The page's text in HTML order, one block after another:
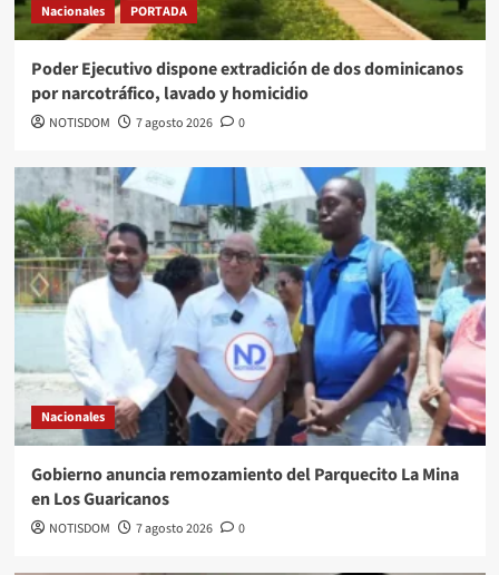
Nacionales PORTADA
Poder Ejecutivo dispone extradición de dos dominicanos
por narcotráfico, lavado y homicidio
NOTISDOM 7 agosto 2026 0
Nacionales
Gobierno anuncia remozamiento del Parquecito La Mina
en Los Guaricanos
NOTISDOM 7 agosto 2026 0